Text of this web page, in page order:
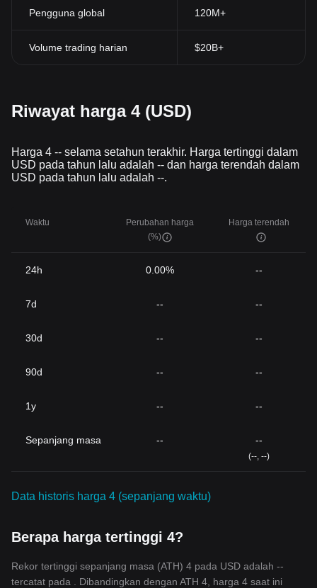
Pengguna global 120M+
Volume trading harian $20B+
Riwayat harga 4 (USD)
Harga 4 -- selama setahun terakhir. Harga tertinggi dalam
USD pada tahun lalu adalah -- dan harga terendah dalam
USD pada tahun lalu adalah --.
Waktu
Perubahan harga
(%)
Harga terendah
24h 0.00% --
7d -- --
30d -- --
90d -- --
1y -- --
Sepanjang masa -- --
(--, --)
Data historis harga 4 (sepanjang waktu)
Berapa harga tertinggi 4?
Rekor tertinggi sepanjang masa (ATH) 4 pada USD adalah --
tercatat pada . Dibandingkan dengan ATH 4, harga 4 saat ini